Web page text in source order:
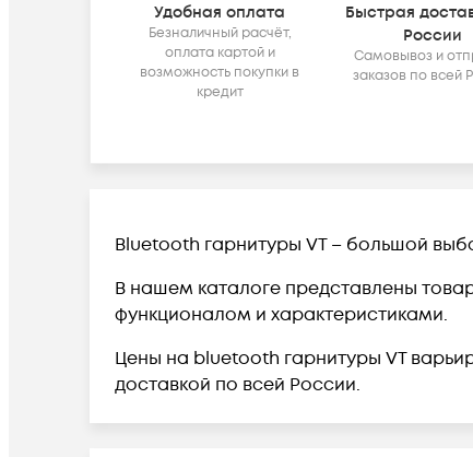
Удобная оплата
Безналичный расчёт,
оплата картой и
возможность покупки в
кредит
Быстрая
России
Самовывоз и
заказов по всей
Bluetooth гарнитуры VT – большой
В нашем каталоге представлены
функционалом и характеристиками.
Цены на bluetooth гарнитуры VT
доставкой по всей России.